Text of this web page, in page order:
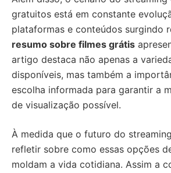
gratuitos está em constante
plataformas e conteúdos surgindo
resumo sobre filmes grátis
artigo destaca não apenas a
disponíveis, mas também a
escolha informada para garantir a
de visualização possível.
À medida que o futuro do
refletir sobre como essas opções
moldam a vida cotidiana. Assim a